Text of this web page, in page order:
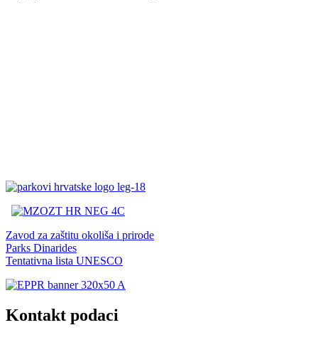
Zavod za zaštitu okoliša i prirode
Parks Dinarides
Tentativna lista UNESCO
Kontakt podaci